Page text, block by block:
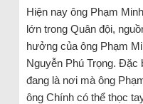
Hiện nay ông Phạm
lớn trong Quân đội,
hưởng của ông Phạm
Nguyễn Phú Trọng. Đặc
đang là nơi mà ông
ông Chính có thể thọc